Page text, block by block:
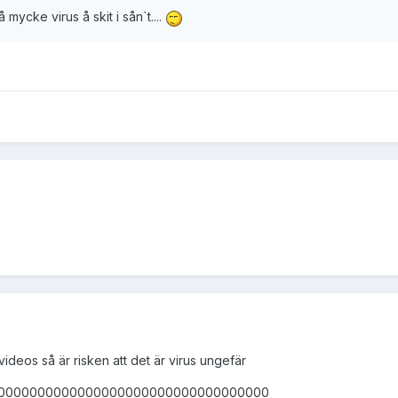
mycke virus å skit i sån`t....
så är risken att det är virus ungefär